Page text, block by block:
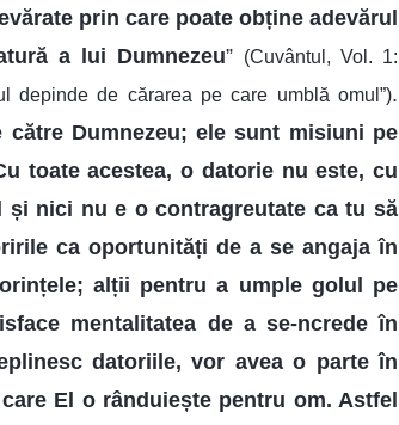
prin care poate obține adevărul
a lui Dumnezeu” (Cuvântul, Vol. 1:
depinde de cărarea pe care umblă omul”).
Dumnezeu; ele sunt misiuni pe
toate acestea, o datorie nu este, cu
și nici nu e o contragreutate ca tu să
ca oportunități de a se angaja în
alții pentru a umple golul pe
mentalitatea de a se-ncrede în
datoriile, vor avea o parte în
El o rânduiește pentru om. Astfel